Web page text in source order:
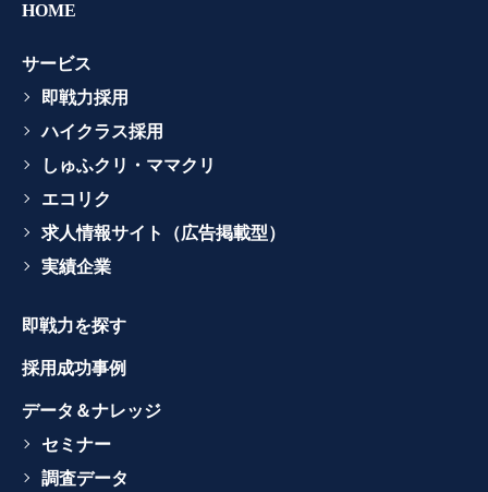
HOME
サービス
即戦力採用
ハイクラス採用
しゅふクリ・ママクリ
エコリク
求人情報サイト（広告掲載型）
実績企業
即戦力を探す
採用成功事例
データ＆ナレッジ
セミナー
調査データ